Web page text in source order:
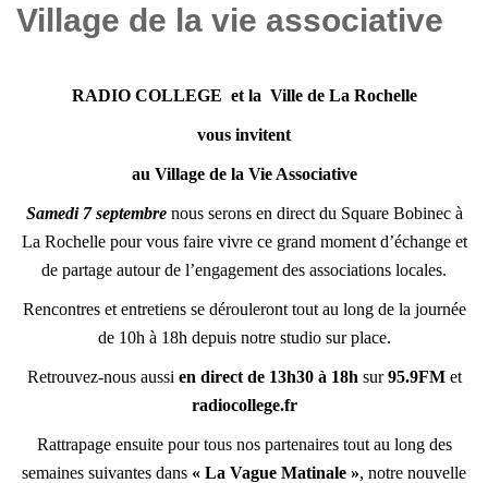
Village de la vie associative
RADIO COLLEGE et la Ville de La Rochelle
vous invitent
au Village de la Vie Associative
Samedi 7 septembrenous serons en direct du Square Bobinec à
La Rochelle pour vous faire vivre ce grand moment d’échange et
de partage autour de l’engagement des associations locales.
Rencontres et entretiens se dérouleront tout au long de la journée
de 10h à 18h depuis notre studio sur place.
Retrouvez-nous aussi en direct de 13h30 à 18h sur95.9FMet
radiocollege.fr
Rattrapage ensuite pour tous nos partenaires tout au long des
semaines suivantes dans « La Vague Matinale », notre nouvelle